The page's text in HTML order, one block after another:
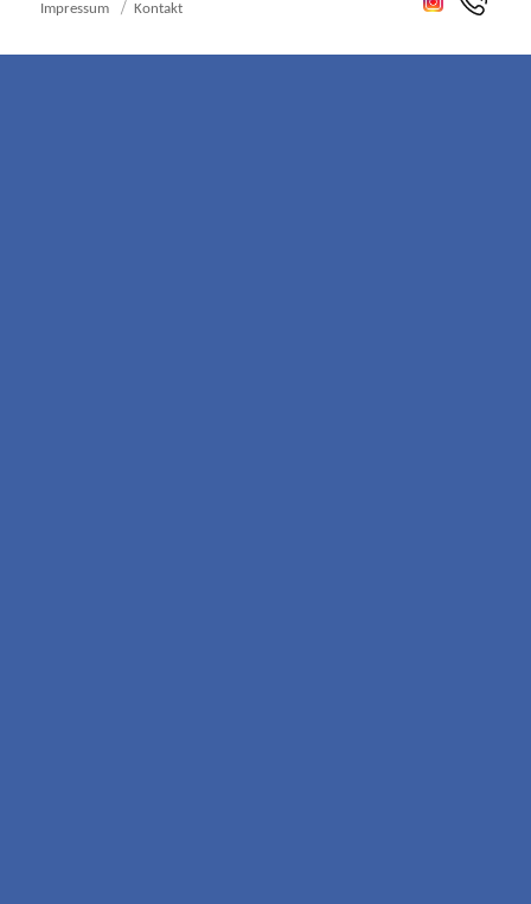
Impressum
Kontakt